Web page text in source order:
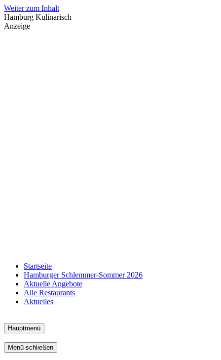
Weiter zum Inhalt
Hamburg Kulinarisch
Anzeige
Startseite
Hamburger Schlemmer-Sommer 2026
Aktuelle Angebote
Alle Restaurants
Aktuelles
Hauptmenü
Menü schließen